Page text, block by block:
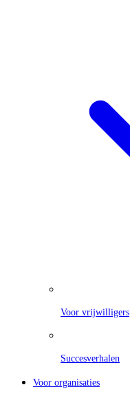
Voor vrijwilligers
Succesverhalen
Voor organisaties